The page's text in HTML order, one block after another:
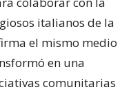
italianos de la
el mismo medio
en una
comunitarias